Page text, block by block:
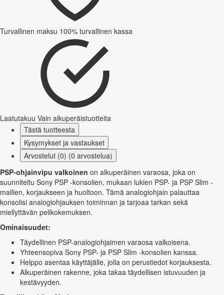
Turvallinen maksu 100% turvallinen kassa
Laatutakuu Vain alkuperäistuotteita
Tästä tuotteesta
Kysymykset ja vastaukset
Arvostelut (0) (0 arvostelua)
PSP-ohjainvipu valkoinen on alkuperäinen varaosa, joka on
suunniteltu Sony PSP -konsolien, mukaan lukien PSP- ja PSP Slim -
mallien, korjaukseen ja huoltoon. Tämä analogiohjain palauttaa
konsolisi analogiohjauksen toiminnan ja tarjoaa tarkan sekä
miellyttävän pelikokemuksen.
Ominaisuudet:
Täydellinen PSP-analogiohjaimen varaosa valkoisena.
Yhteensopiva Sony PSP- ja PSP Slim -konsolien kanssa.
Helppo asentaa käyttäjälle, jolla on perustiedot korjauksesta.
Alkuperäinen rakenne, joka takaa täydellisen istuvuuden ja
kestävyyden.